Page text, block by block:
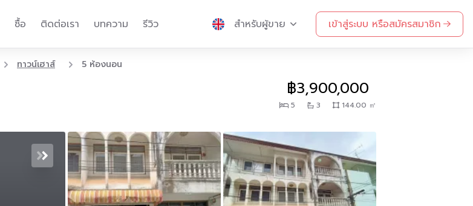
ซื้อ ติดต่อเรา บทความ รีวิว สำหรับผู้ขาย เข้าสู่ระบบ หรือสมัครสมาชิก
ทาวน์เฮาส์ 5 ห้องนอน
฿3,900,000
5 3 144.00 ㎡